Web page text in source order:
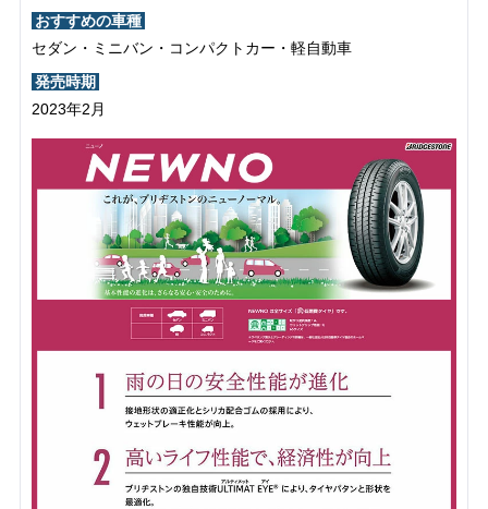
おすすめの車種
セダン・ミニバン・コンパクトカー・軽自動車
発売時期
2023年2月